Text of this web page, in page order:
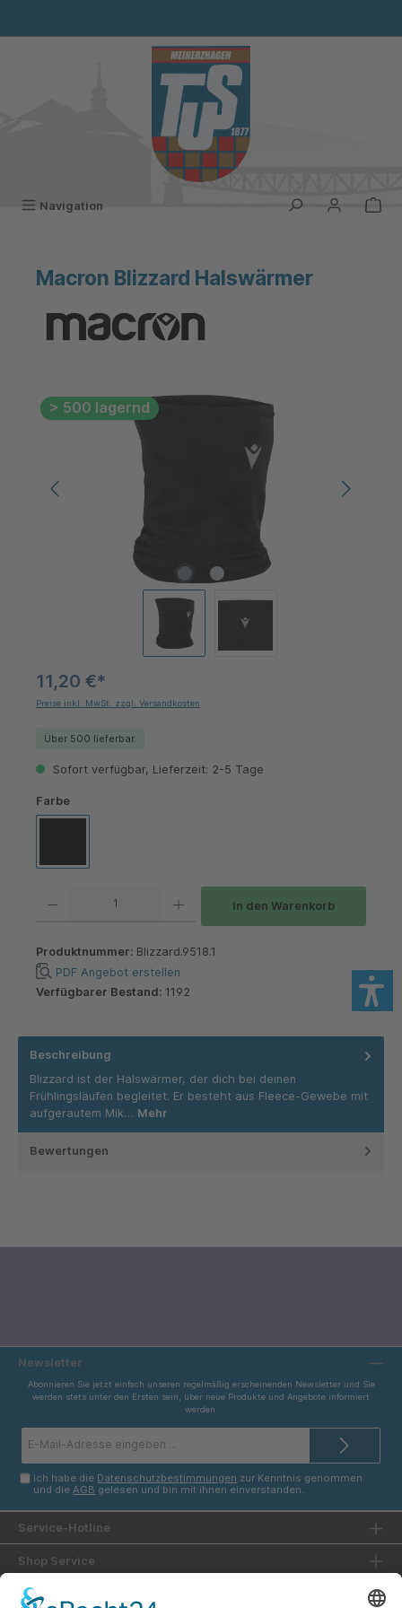
Navigation
Macron Blizzard Halswärmer
Bildergalerie überspringen
> 500 lagernd
11,20 €*
Preise inkl. MwSt. zzgl. Versandkosten
Über 500 lieferbar.
Sofort verfügbar, Lieferzeit: 2-5 Tage
Farbeauswählen
In den Warenkorb
Produktnummer: Blizzard.9518.1
PDF Angebot erstellen
Verfügbarer Bestand: 1192
Beschreibung
Blizzard ist der Halswärmer, der dich bei deinen
Frühlingsläufen begleitet. Er besteht aus Fleece-Gewebe mit
aufgerautem Mik… Mehr
Bewertungen
Newsletter
Abonnieren Sie jetzt einfach unseren regelmäßig erscheinenden Newsletter und Sie
werden stets unter den Ersten sein, über neue Produkte und Angebote informiert
werden.
Mail-
Ich habe die Datenschutzbestimmungen zur Kenntnis genommen
und die AGB gelesen und bin mit ihnen einverstanden.
Service-Hotline
Shop Service
Informationen